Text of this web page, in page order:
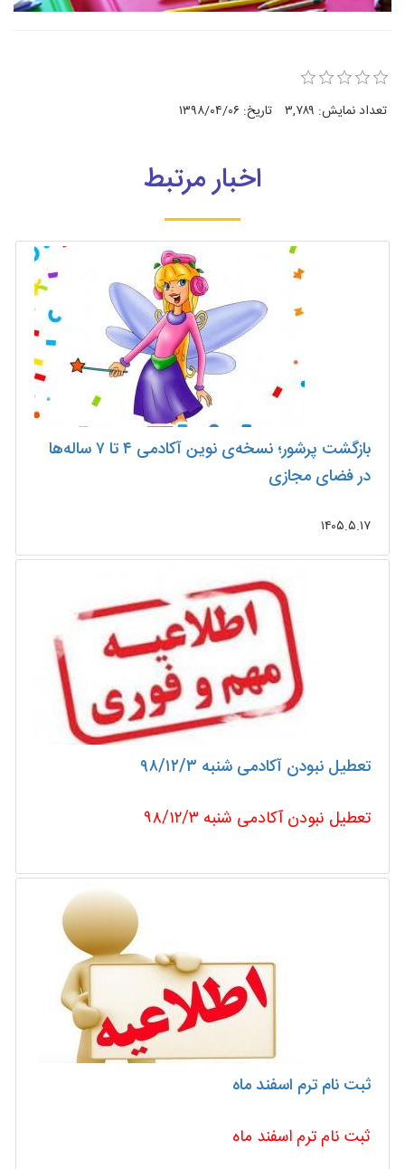
تعداد نمایش: ۳,۷۸۹ تاریخ: ۱۳۹۸/۰۴/۰۶
اخبار مرتبط
بازگشت پرشور؛ نسخه‌ی نوین آکادمی ۴ تا ۷ ساله‌ها
در فضای مجازی
۱۴۰۵.۵.۱۷
تعطیل نبودن آکادمی شنبه ۹۸/۱۲/۳
تعطیل نبودن آکادمی شنبه ۹۸/۱۲/۳
ثبت نام ترم اسفند ماه
ثبت نام ترم اسفند ماه